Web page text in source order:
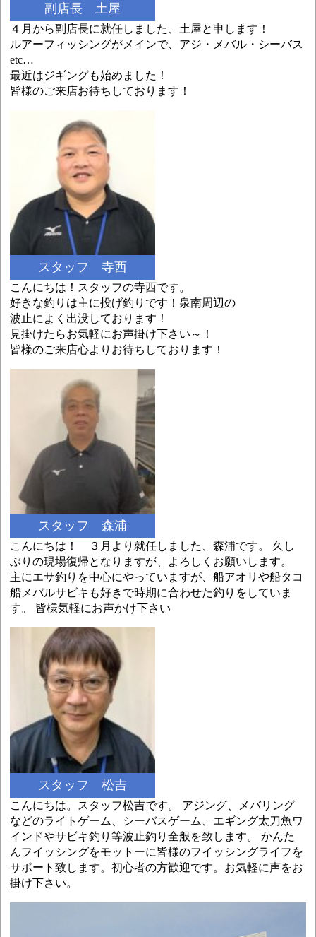
副店長 土屋
４月から副店長に就任しました、土屋と申します！
ルアーフィッシングがメインで、アジ・メバル・シーバス
etc…
最近はジギングも始めました！
皆様のご来店お待ちしております！
スタッフ 寺西
こんにちは！スタッフの寺西です。
好きな釣りは主に投げ釣りです！泉南周辺の
波止によく出没しております！
見掛けたらお気軽にお声掛け下さい～！
皆様のご来店心よりお待ちしております！
スタッフ 森浦
こんにちは！ ３月より就任しました、森浦です。 久し
ぶりの現場復帰となりますが、よろしくお願いします。
主にエサ釣りを中心にやっていますが、船アオリや船タコ
船メバルサビキも好きで時期に合わせた釣りをしていま
す。 皆様気軽にお声かけ下さい
スタッフ 松吉
こんにちは。スタッフ松吉です。 アジング、メバリング
などのライトゲーム、シーバスゲーム、エギング太刀魚ワ
インドやサビキ釣り等波止釣り全般を致します。 かんた
んフイッシングをモットーに皆様のフイッシングライフを
サポート致します。初心者の方歓迎です。お気軽に声をお
掛け下さい。